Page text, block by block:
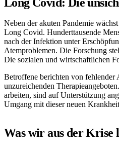
Neben der akuten Pandemie
Long Covid. Hunderttausende
nach der Infektion unter
Atemproblemen. Die Forschung
Die sozialen und wirtschaftlichen
Betroffene berichten von fehlender
unzureichenden
arbeiten, sind auf Unterstützung
Umgang mit dieser neuen
Was wir aus der Krise